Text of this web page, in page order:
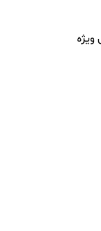
ویژه